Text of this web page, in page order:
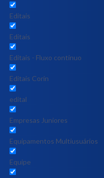
Editais
Editais
Editais - Fluxo contínuo
Editais Corin
edital
Empresas Juniores
Equipamentos Multiusuários
Equipe